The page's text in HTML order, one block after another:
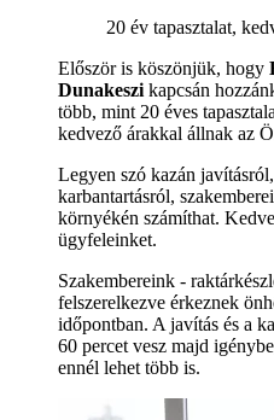
20 év tapasztalat,
Először is köszönjük, hogy
Dunakeszi kapcsán
több, mint 20 éves
kedvező árakkal állnak az
Legyen szó kazán
karbantartásról,
környékén számíthat.
ügyfeleinket.
Szakembereink -
felszerelkezve érkeznek
időpontban. A javítás és a
60 percet vesz majd
ennél lehet több is.